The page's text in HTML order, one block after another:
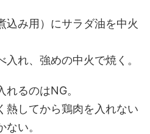
込み用）にサラダ油を中火
れ、強めの中火で焼く。
るのはNG。
熱してから鶏肉を入れない
い。